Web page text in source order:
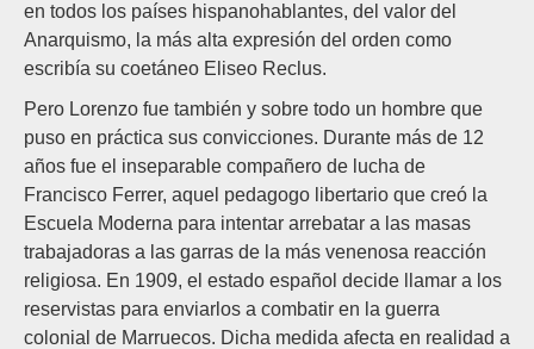
en todos los países hispanohablantes, del valor del
Anarquismo, la más alta expresión del orden como
escribía su coetáneo Eliseo Reclus.
Pero Lorenzo fue también y sobre todo un hombre que
puso en práctica sus convicciones. Durante más de 12
años fue el inseparable compañero de lucha de
Francisco Ferrer, aquel pedagogo libertario que creó la
Escuela Moderna para intentar arrebatar a las masas
trabajadoras a las garras de la más venenosa reacción
religiosa. En 1909, el estado español decide llamar a los
reservistas para enviarlos a combatir en la guerra
colonial de Marruecos. Dicha medida afecta en realidad a